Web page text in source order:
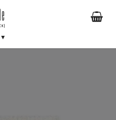
▾